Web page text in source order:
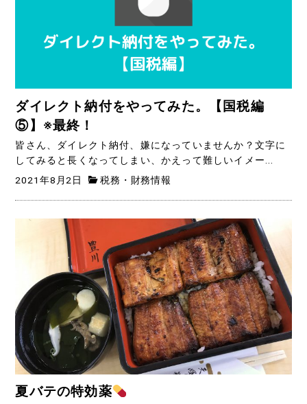
ダイレクト納付をやってみた。【国税編
⑤】※最終！
皆さん、ダイレクト納付、嫌になっていませんか？文字に
してみると長くなってしまい、かえって難しいイメー...
2021年8月2日 税務・財務情報
夏バテの特効薬